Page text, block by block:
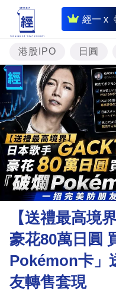
經一 x
即
時
財
經
專
題
投
資
樓
市
理
財
商
業
科
港股IPO 日圓
【送禮最高境
豪花80萬日圓
Pokémon卡」
友轉售套現